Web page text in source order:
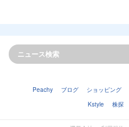
Peachy ブログ ショッピング
Kstyle
株探